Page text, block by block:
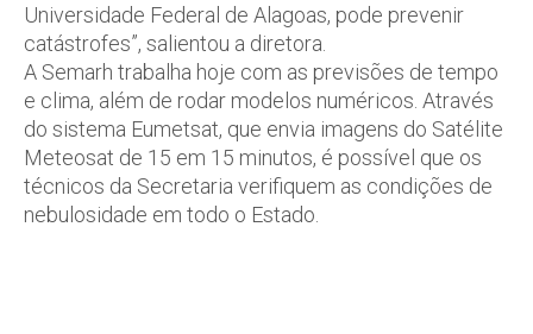
Universidade Federal de Alagoas, pode prevenir
catástrofes”, salientou a diretora.
A Semarh trabalha hoje com as previsões de tempo
e clima, além de rodar modelos numéricos. Através
do sistema Eumetsat, que envia imagens do Satélite
Meteosat de 15 em 15 minutos, é possível que os
técnicos da Secretaria verifiquem as condições de
nebulosidade em todo o Estado.